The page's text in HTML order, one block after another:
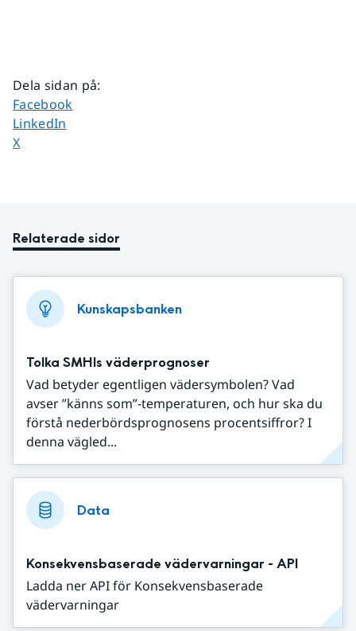
Dela sidan på:
Dela sidan på
Facebook
Dela sidan på
LinkedIn
Dela sidan på
X
Relaterade sidor
Kunskapsbanken
Tolka SMHIs väderprognoser
Vad betyder egentligen vädersymbolen? Vad
avser ”känns som”-temperaturen, och hur ska du
förstå nederbördsprognosens procentsiffror? I
denna vägled...
Data
Konsekvensbaserade vädervarningar - API
Ladda ner API för Konsekvensbaserade
vädervarningar